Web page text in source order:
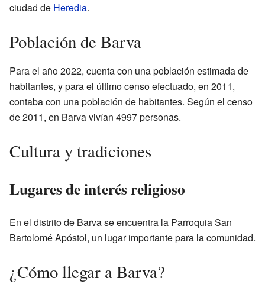
ciudad de Heredia.
Población de Barva
Para el año 2022, cuenta con una población estimada de
habitantes, y para el último censo efectuado, en 2011,
contaba con una población de habitantes. Según el censo
de 2011, en Barva vivían 4997 personas.
Cultura y tradiciones
Lugares de interés religioso
En el distrito de Barva se encuentra la Parroquia San
Bartolomé Apóstol, un lugar importante para la comunidad.
¿Cómo llegar a Barva?